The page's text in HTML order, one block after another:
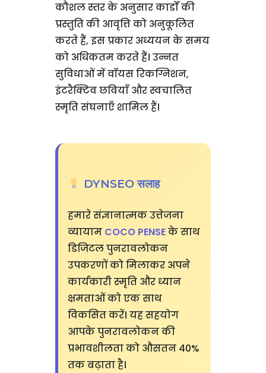
कौशल स्तर के अनुसार कार्डों की
प्रस्तुति की आवृत्ति को अनुकूलित
करते हैं, इस प्रकार अध्ययन के समय
को अधिकतम करते हैं। उन्नत
सुविधाओं में वॉयस रिकग्निशन,
इंटरैक्टिव छवियाँ और स्वचालित
स्मृति संघनाएँ शामिल हैं।
DYNSEO सलाह
हमारे संज्ञानात्मक उत्तेजना
व्यायाम COCO PENSEके साथ
डिजिटल पुनरावलोकन
उपकरणों को मिलाकर अपने
कार्यकारी स्मृति और ध्यान
क्षमताओं को एक साथ
विकसित करें। यह सहयोग
आपके पुनरावलोकन की
प्रभावशीलता को औसतन 40%
तक बढ़ाता है।